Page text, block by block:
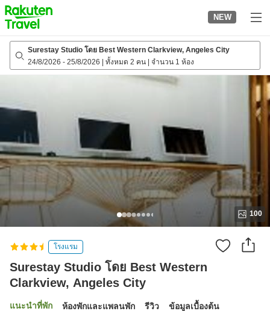
to
top
page
NEW
Surestay Studio โดย Best Western Clarkview, Angeles City
24/8/2026 - 25/8/2026 ทั้งหมด 2 คน จำนวน 1 ห้อง
100
โรงแรม
Surestay Studio โดย Best Western
Clarkview, Angeles City
แนะนำที่พัก ห้องพักและแพลนพัก รีวิว ข้อมูลเบื้องต้น